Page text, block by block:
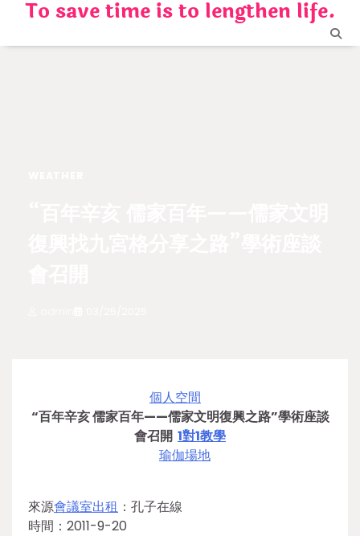
content
To save time is to lengthen life.
個人空間
“百年辛亥 儒家百年——儒家文明復興之路”學術座談
會召開 1對1教學
瑜伽場地
來源會議室出租 ：孔子在線
時間：2011-9-20